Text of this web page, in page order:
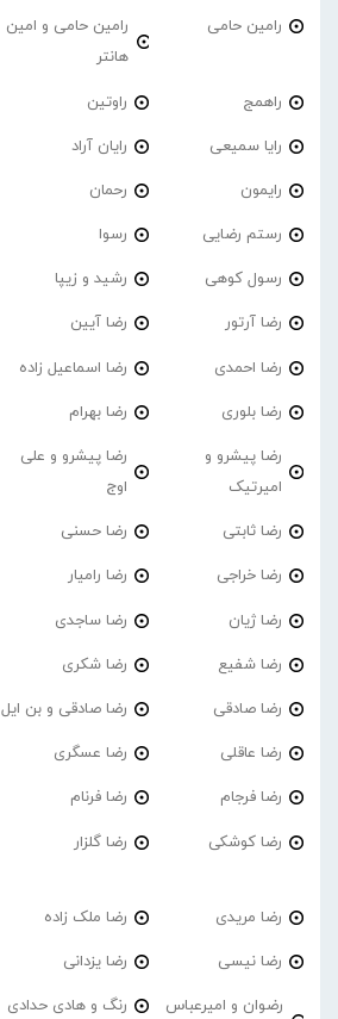
رامین حامی
رامین حامی و امین
هانتر
راهمج راوتین
رایا سمیعی رایان آراد
رایمون رحمان
رستم رضایی رسوا
رسول کوهی رشید و زیپا
رضا آرتور رضا آیین
رضا احمدی رضا اسماعیل زاده
رضا بلوری رضا بهرام
رضا پیشرو و
امیرتیک
رضا پیشرو و علی
اوج
رضا ثابتی رضا حسنی
رضا خراجی رضا رامیار
رضا ژیان رضا ساجدی
رضا شفیع رضا شکری
رضا صادقی رضا صادقی و بن ایل
رضا عاقلی رضا عسگری
رضا فرجام رضا فرنام
رضا کوشکی رضا گلزار
رضا مریدی رضا ملک زاده
رضا نیسی رضا یزدانی
رضوان و امیرعباس
رنگ و هادی حدادی